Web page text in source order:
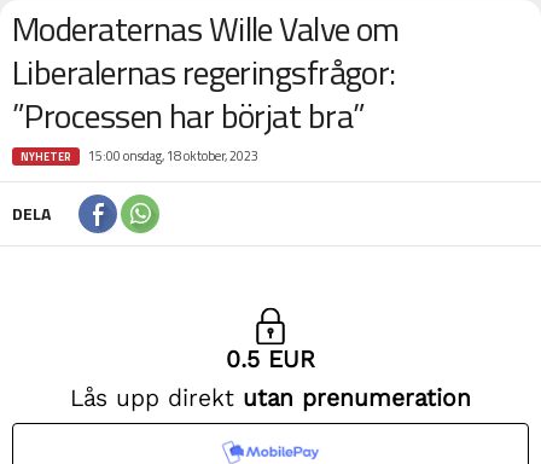
Moderaternas Wille Valve om
Liberalernas regeringsfrågor:
”Processen har börjat bra”
NYHETER 15:00 onsdag, 18 oktober, 2023
DELA